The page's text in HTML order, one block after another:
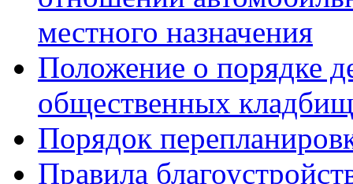
местного назначения
Положение о порядке
общественных кладбищ
Порядок
Правила